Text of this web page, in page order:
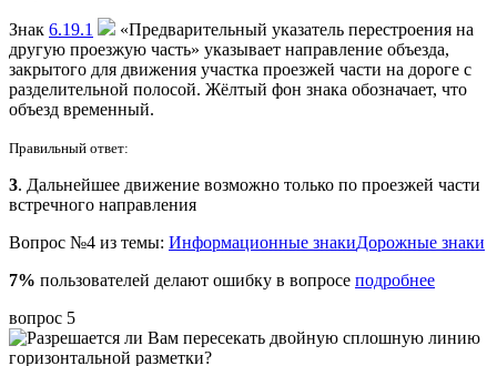
Знак 6.19.1
«Предварительный указатель перестроения на
другую проезжую часть» указывает направление объезда,
закрытого для движения участка проезжей части на дороге с
разделительной полосой. Жёлтый фон знака обозначает, что
объезд временный.
Правильный ответ:
3. Дальнейшее движение возможно только по проезжей части
встречного направления
Вопрос №4 из темы: Информационные знакиДорожные знаки
7% пользователей делают ошибку в вопросе подробнее
вопрос 5